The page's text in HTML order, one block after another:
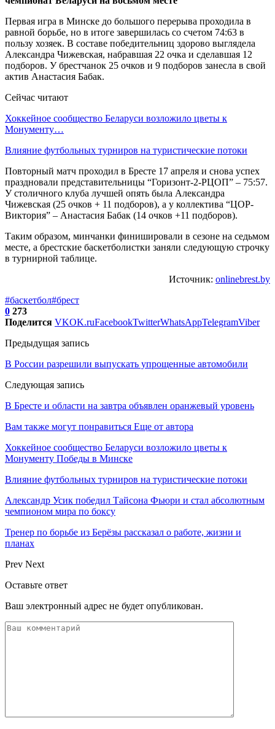
Первая игра в Минске до большого перерыва проходила в
равной борьбе, но в итоге завершилась со счетом 74:63 в
пользу хозяек. В составе победительниц здорово выглядела
Александра Чижевская, набравшая 22 очка и сделавшая 12
подборов. У брестчанок 25 очков и 9 подборов занесла в свой
актив Анастасия Бабак.
Сейчас читают
Хоккейное сообщество Беларуси возложило цветы к
Монументу…
Влияние футбольных турниров на туристические потоки
Повторный матч проходил в Бресте 17 апреля и снова успех
праздновали представительницы “Горизонт-2-РЦОП” – 75:57.
У столичного клуба лучшей опять была Александра
Чижевская (25 очков + 11 подборов), а у коллектива “ЦОР-
Виктория” – Анастасия Бабак (14 очков +11 подборов).
Таким образом, минчанки финишировали в сезоне на седьмом
месте, а брестские баскетболистки заняли следующую строчку
в турнирной таблице.
Источник: onlinebrest.by
#баскетбол#брест
0 273
Поделится VKOK.ruFacebookTwitterWhatsAppTelegramViber
Предыдущая запись
В России разрешили выпускать упрощенные автомобили
Следующая запись
В Бресте и области на завтра объявлен оранжевый уровень
Вам также могут понравиться Еще от автора
Хоккейное сообщество Беларуси возложило цветы к
Монументу Победы в Минске
Влияние футбольных турниров на туристические потоки
Александр Усик победил Тайсона Фьюри и стал абсолютным
чемпионом мира по боксу
Тренер по борьбе из Берёзы рассказал о работе, жизни и
планах
Prev Next
Оставьте ответ
Ваш электронный адрес не будет опубликован.